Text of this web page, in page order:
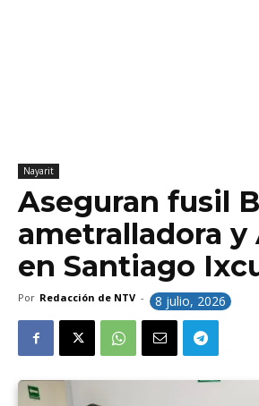
Nayarit
Aseguran fusil
ametralladora y
en Santiago
Por Redacción de NTV - 8 julio, 2026